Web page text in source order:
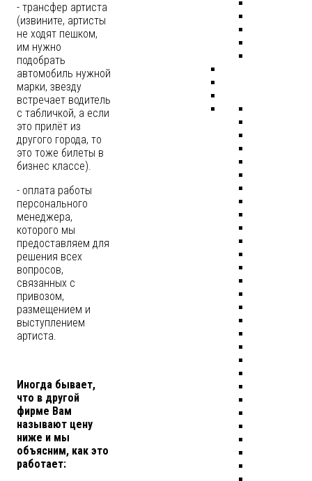
- трансфер артиста
(извините, артисты
не ходят пешком,
им нужно
подобрать
автомобиль нужной
марки, звезду
встречает водитель
с табличкой, а если
это прилёт из
другого города, то
это тоже билеты в
бизнес классе).
- оплата работы
персонального
менеджера,
которого мы
предоставляем для
решения всех
вопросов,
связанных с
привозом,
размещением и
выступлением
артиста.
Иногда бывает,
что в другой
фирме Вам
называют цену
ниже и мы
объясним, как это
работает: